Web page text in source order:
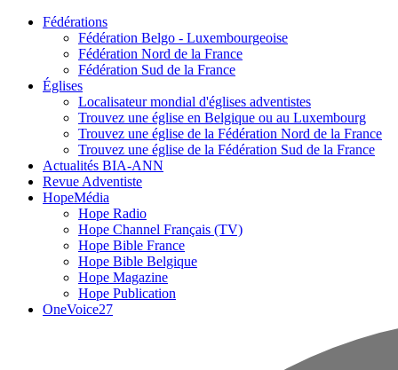
Fédérations
Fédération Belgo - Luxembourgeoise
Fédération Nord de la France
Fédération Sud de la France
Églises
Localisateur mondial d'églises adventistes
Trouvez une église en Belgique ou au Luxembourg
Trouvez une église de la Fédération Nord de la France
Trouvez une église de la Fédération Sud de la France
Actualités BIA-ANN
Revue Adventiste
HopeMédia
Hope Radio
Hope Channel Français (TV)
Hope Bible France
Hope Bible Belgique
Hope Magazine
Hope Publication
OneVoice27